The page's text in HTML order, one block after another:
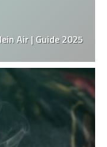
Air | Guide 2025